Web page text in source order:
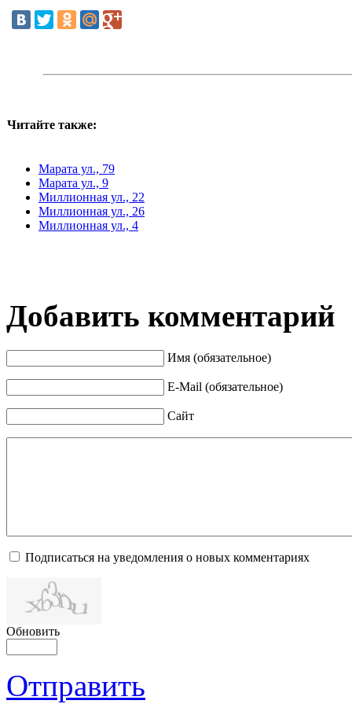
Читайте также:
Марата ул., 79
Марата ул., 9
Миллионная ул., 22
Миллионная ул., 26
Миллионная ул., 4
Добавить комментарий
Имя (обязательное)
E-Mail (обязательное)
Сайт
Подписаться на уведомления о новых комментариях
Обновить
Отправить